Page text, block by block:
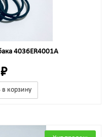
4036ER4001A
корзину